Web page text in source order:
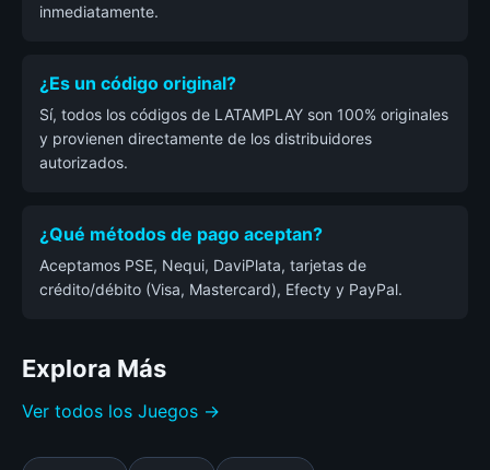
inmediatamente.
¿Es un código original?
Sí, todos los códigos de LATAMPLAY son 100% originales
y provienen directamente de los distribuidores
autorizados.
¿Qué métodos de pago aceptan?
Aceptamos PSE, Nequi, DaviPlata, tarjetas de
crédito/débito (Visa, Mastercard), Efecty y PayPal.
Explora Más
Ver todos los Juegos →